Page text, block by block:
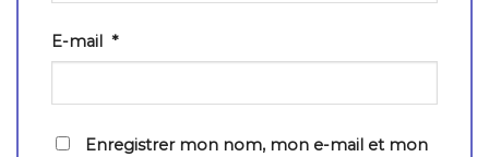
E-mail *
Enregistrer mon nom, mon e-mail et mon